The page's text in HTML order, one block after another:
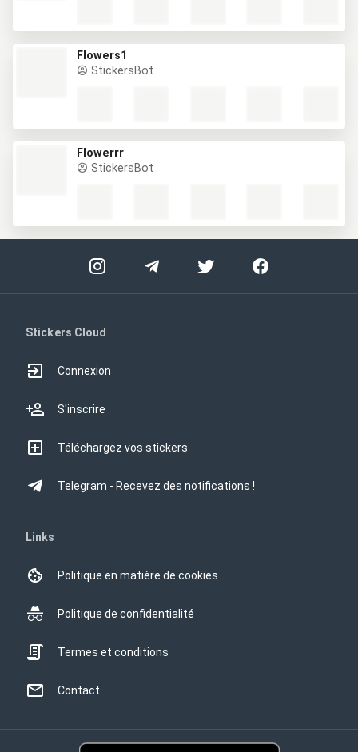
Flowers1
StickersBot
Flowerrr
StickersBot
Stickers Cloud
Connexion
S'inscrire
Téléchargez vos stickers
Telegram - Recevez des notifications !
Links
Politique en matière de cookies
Politique de confidentialité
Termes et conditions
Contact